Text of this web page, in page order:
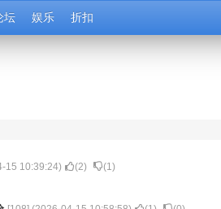
坛 娱乐 折扣
15 10:39:24) (2) (1)